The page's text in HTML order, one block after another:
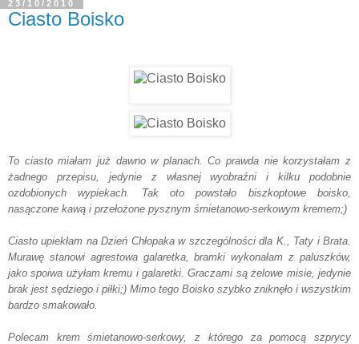
23/10/2010
Ciasto Boisko
To ciasto miałam już dawno w planach. Co prawda nie korzystałam z
żadnego przepisu, jedynie z własnej wyobraźni i kilku podobnie
ozdobionych wypiekach. Tak oto powstało biszkoptowe boisko,
nasączone kawą i przełożone pysznym śmietanowo-serkowym kremem;)
Ciasto upiekłam na Dzień Chłopaka w szczególności dla K., Taty i Brata.
Murawę stanowi agrestowa galaretka, bramki wykonałam z paluszków,
jako spoiwa użyłam kremu i galaretki. Graczami są żelowe misie, jedynie
brak jest sędziego i piłki;) Mimo tego Boisko szybko zniknęło i wszystkim
bardzo smakowało.
Polecam krem śmietanowo-serkowy, z którego za pomocą szprycy